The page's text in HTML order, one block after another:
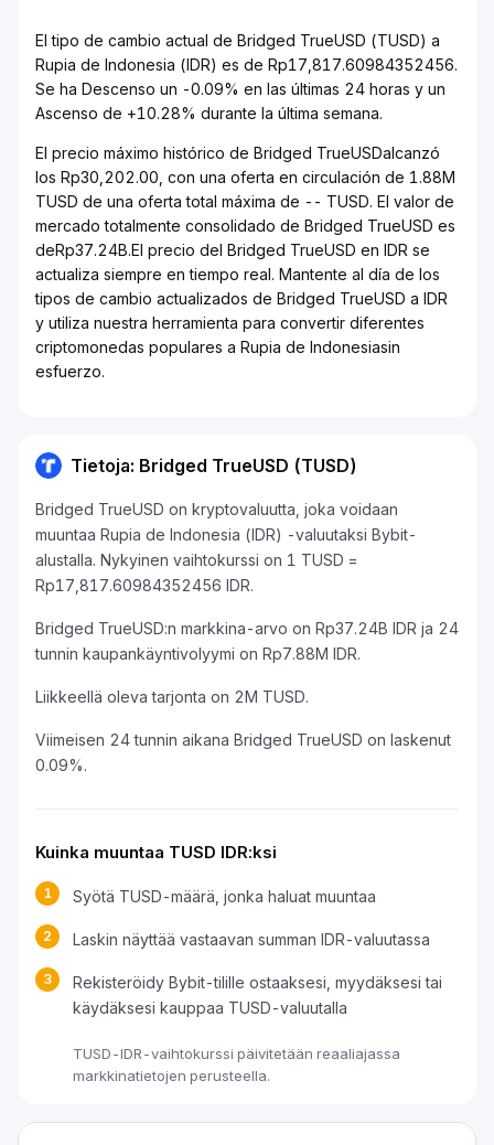
El tipo de cambio actual de Bridged TrueUSD (TUSD) a
Rupia de Indonesia (IDR) es de Rp17,817.60984352456.
Se ha Descenso un -0.09% en las últimas 24 horas y un
Ascenso de +10.28% durante la última semana.
El precio máximo histórico de Bridged TrueUSDalcanzó
los Rp30,202.00, con una oferta en circulación de 1.88M
TUSD de una oferta total máxima de -- TUSD. El valor de
mercado totalmente consolidado de Bridged TrueUSD es
deRp37.24B.El precio del Bridged TrueUSD en IDR se
actualiza siempre en tiempo real. Mantente al día de los
tipos de cambio actualizados de Bridged TrueUSD a IDR
y utiliza nuestra herramienta para convertir diferentes
criptomonedas populares a Rupia de Indonesiasin
esfuerzo.
Tietoja: Bridged TrueUSD (TUSD)
Bridged TrueUSD on kryptovaluutta, joka voidaan
muuntaa Rupia de Indonesia (IDR) -valuutaksi Bybit-
alustalla. Nykyinen vaihtokurssi on 1 TUSD =
Rp17,817.60984352456 IDR.
Bridged TrueUSD:n markkina-arvo on Rp37.24B IDR ja 24
tunnin kaupankäyntivolyymi on Rp7.88M IDR.
Liikkeellä oleva tarjonta on 2M TUSD.
Viimeisen 24 tunnin aikana Bridged TrueUSD on laskenut
0.09%.
Kuinka muuntaa TUSD IDR:ksi
1 Syötä TUSD-määrä, jonka haluat muuntaa
2 Laskin näyttää vastaavan summan IDR-valuutassa
3
Rekisteröidy Bybit-tilille ostaaksesi, myydäksesi tai
käydäksesi kauppaa TUSD-valuutalla
TUSD-IDR-vaihtokurssi päivitetään reaaliajassa
markkinatietojen perusteella.